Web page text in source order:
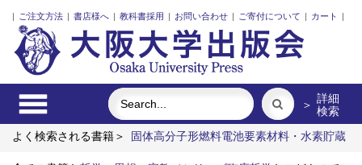
| ご注文方法 | 書店様へ | 教科書採用 | お問い合わせ | ご寄付について | カート |
＞ 詳細
検索
よく検索される書籍＞
固体高分子形燃料電池要素材料・水素貯蔵